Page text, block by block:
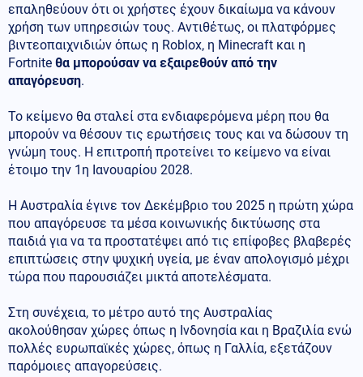
επαληθεύουν ότι οι χρήστες έχουν δικαίωμα να κάνουν
χρήση των υπηρεσιών τους. Αντιθέτως, οι πλατφόρμες
βιντεοπαιχνιδιών όπως η Roblox, η Minecraft και η
Fortnite θα μπορούσαν να εξαιρεθούν από την
απαγόρευση.
Το κείμενο θα σταλεί στα ενδιαφερόμενα μέρη που θα
μπορούν να θέσουν τις ερωτήσεις τους και να δώσουν τη
γνώμη τους. Η επιτροπή προτείνει το κείμενο να είναι
έτοιμο την 1η Ιανουαρίου 2028.
Η Αυστραλία έγινε τον Δεκέμβριο του 2025 η πρώτη χώρα
που απαγόρευσε τα μέσα κοινωνικής δικτύωσης στα
παιδιά για να τα προστατέψει από τις επίφοβες βλαβερές
επιπτώσεις στην ψυχική υγεία, με έναν απολογισμό μέχρι
τώρα που παρουσιάζει μικτά αποτελέσματα.
Στη συνέχεια, το μέτρο αυτό της Αυστραλίας
ακολούθησαν χώρες όπως η Ινδονησία και η Βραζιλία ενώ
πολλές ευρωπαϊκές χώρες, όπως η Γαλλία, εξετάζουν
παρόμοιες απαγορεύσεις.